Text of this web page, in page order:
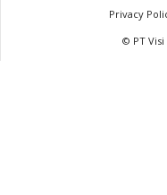
Privacy
© PT Visi